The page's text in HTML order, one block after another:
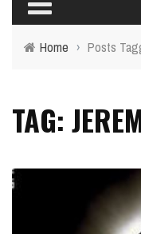
Home › Posts
TAG: